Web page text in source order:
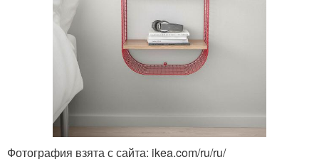
Фотография взята с сайта: ikea.com/ru/ru/